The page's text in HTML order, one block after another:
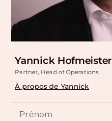
Yannick Hofmeister
Partner, Head of Operations
À propos de Yannick